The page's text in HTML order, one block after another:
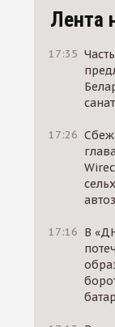
Лента
17:35
17:26
17:16 В